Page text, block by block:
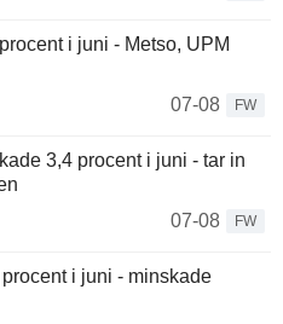
i juni - Metso, UPM
07-08
FW
3,4 procent i juni - tar in
07-08
FW
i juni - minskade